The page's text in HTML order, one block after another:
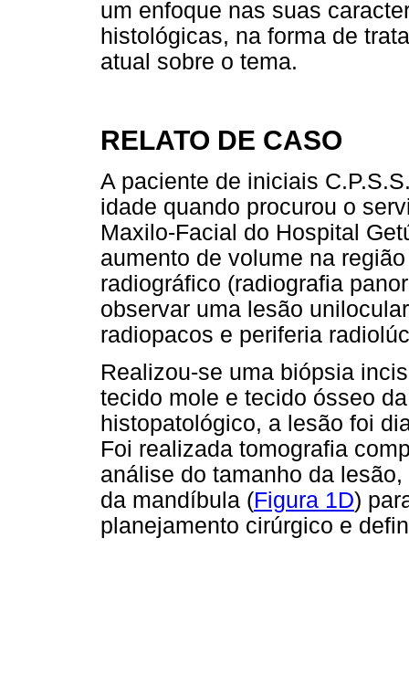
um enfoque nas suas
histológicas, na forma de
atual sobre o tema.
RELATO DE CASO
A paciente de iniciais
idade quando procurou o
Maxilo-Facial do Hospital
aumento de volume na
radiográfico (radiografia
observar uma lesão
radiopacos e periferia
Realizou-se uma biópsia
tecido mole e tecido ósseo
histopatológico, a lesão foi
Foi realizada tomografia
análise do tamanho da
da mandíbula (Figura 1D)
planejamento cirúrgico e